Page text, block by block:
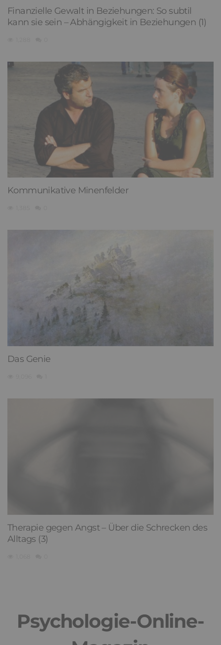
Finanzielle Gewalt in Beziehungen: So subtil
kann sie sein – Abhängigkeit in Beziehungen (1)
Kommunikative Minenfelder
Das Genie
Therapie gegen Angst – Über die Schrecken des
Alltags (3)
Psychologie-Online-